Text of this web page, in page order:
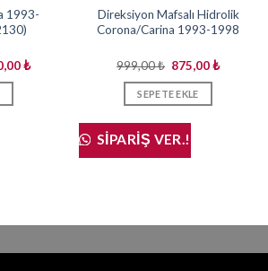
1993-
₺.
₺Şu
Direksiyon Mafsalı Hidrolik
Corona/Carina 1993-1998
999,00₺ Orijinal
fiyat:
999,00 ₺.
875,00₺Şu
SEPETE EKLE
SIPARIŞ VER.!